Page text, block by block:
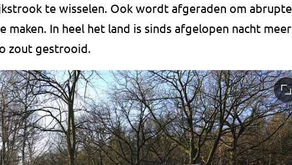
te wisselen. Ook wordt afgeraden om abrupte
maken. In heel het land is sinds afgelopen nacht meer
zout gestrooid.